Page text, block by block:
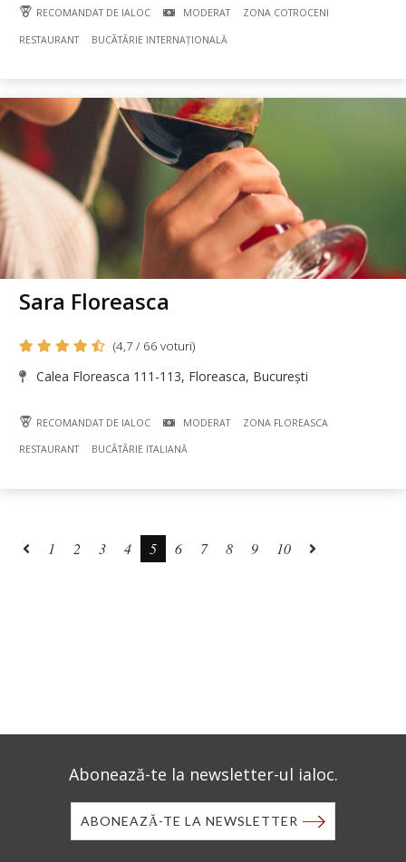
RECOMANDAT DE IALOC MODERAT ZONA COTROCENI
RESTAURANT BUCÃTÃRIE INTERNAȚIONALĂ
Sara Floreasca
(4,7 / 66 voturi)
Calea Floreasca 111-113, Floreasca, București
RECOMANDAT DE IALOC MODERAT ZONA FLOREASCA
RESTAURANT BUCÃTÃRIE ITALIANĂ
1 2 3 4 5 6 7 8 9 10
Abonează-te la newsletter-ul ialoc.
ABONEAZĂ-TE LA NEWSLETTER